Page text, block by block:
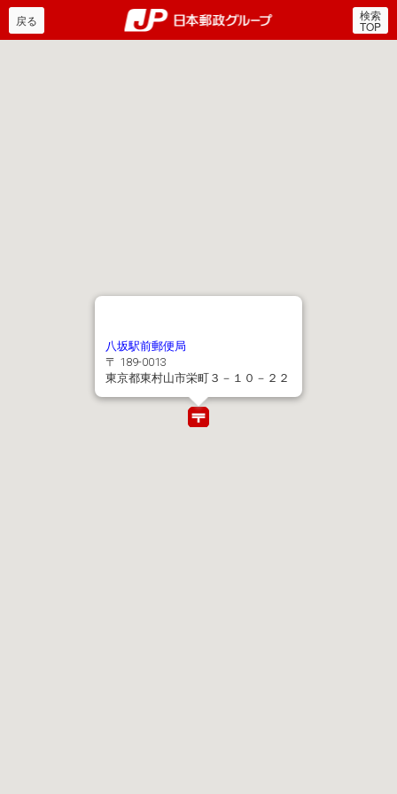
郵便局・日本郵政グルー
戻る 検索
TOP
八坂駅前郵便局
〒 189-0013
東京都東村山市栄町３－１０－２２